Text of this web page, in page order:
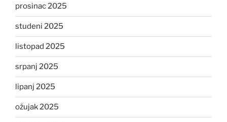
prosinac 2025
studeni 2025
listopad 2025
srpanj 2025
lipanj 2025
ožujak 2025